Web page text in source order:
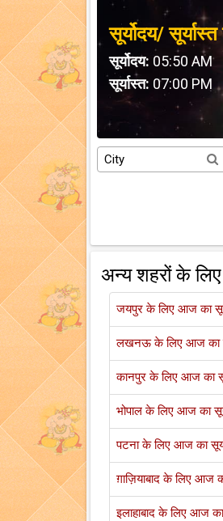
सूर्योदय/
सूर्योदय: 05:50 AM
सूर्यास्त: 07:00 PM
अन्य शहरों के लिए
जयपुर के लिए आज का
लखनऊ के लिए आज का
कानपुर के लिए आज का
भोपाल के लिए आज का
पटना के लिए आज का
ग़ाज़ियाबाद के लिए आज
इलाहाबाद के लिए आज का